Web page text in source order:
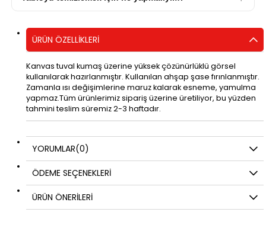
ÜRÜN ÖZELLIKLERI
Kanvas tuval kumaş üzerine yüksek çözünürlüklü görsel
kullanılarak hazırlanmıştır. Kullanılan ahşap şase fırınlanmıştır.
Zamanla ısı değişimlerine maruz kalarak esneme, yamulma
yapmaz.Tüm ürünlerimiz sipariş üzerine üretiliyor, bu yüzden
tahmini teslim süremiz 2-3 haftadır.
YORUMLAR(0)
ÖDEME SEÇENEKLERI
ÜRÜN ÖNERILERI